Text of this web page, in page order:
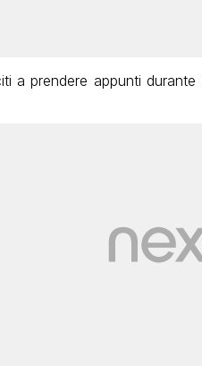
a prendere appunti